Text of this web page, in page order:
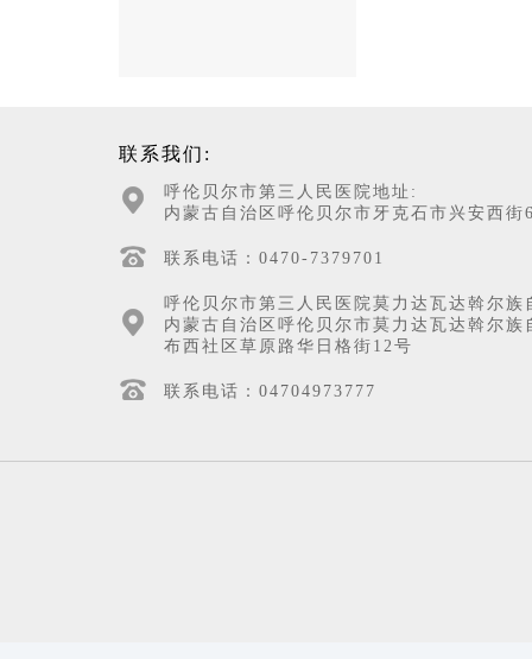
联系我们:
呼伦贝尔市第三人民医院地址:
内蒙古自治区呼伦贝尔市牙克石市兴安西街
联系电话：0470-7379701
呼伦贝尔市第三人民医院莫力达瓦达斡尔
内蒙古自治区呼伦贝尔市莫力达瓦达斡尔族
布西社区草原路华日格街12号
联系电话：04704973777